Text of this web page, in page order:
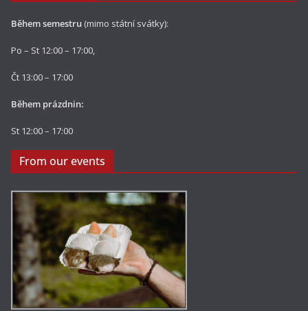
Během semestru (mimo státní svátky):
Po – St 12:00 – 17:00,
Čt 13:00 – 17:00
Během prázdnin:
St 12:00 – 17:00
From our events